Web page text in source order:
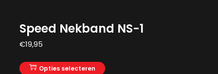
Speed Nekband NS-1
€19,95
Opties selecteren